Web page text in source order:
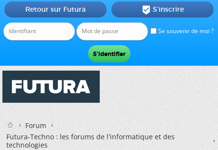
Se souvenir de moi ?
Retour sur Futura  S'inscrire
Forum
Futura-Techno : les forums de l'informatique et des
technologies